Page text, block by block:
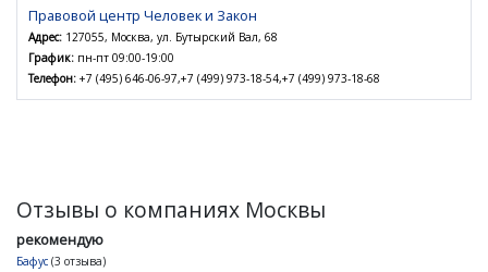
Правовой центр Человек и Закон
Адрес: 127055, Москва, ул. Бутырский Вал, 68
График: пн-пт 09:00-19:00
Телефон: +7 (495) 646-06-97,+7 (499) 973-18-54,+7 (499) 973-18-68
Отзывы о компаниях Москвы
рекомендую
Бафус (3 отзыва)